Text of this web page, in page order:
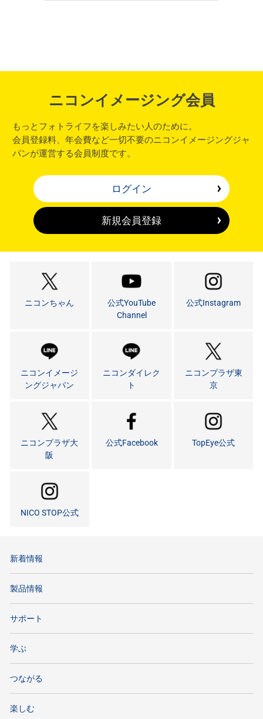
ニコンイメージング会員
もっとフォトライフを楽しみたい人のために。
会員登録料、年会費など一切不要のニコンイメージングジャ
パンが運営する会員制度です。
ログイン
新規会員登録
ニコンちゃん
公式YouTube
Channel
公式Instagram
ニコンイメージ
ングジャパン
ニコンダイレク
ト
ニコンプラザ東
京
ニコンプラザ大
阪
公式Facebook TopEye公式
NICO STOP公式
新着情報
製品情報
サポート
学ぶ
つながる
楽しむ